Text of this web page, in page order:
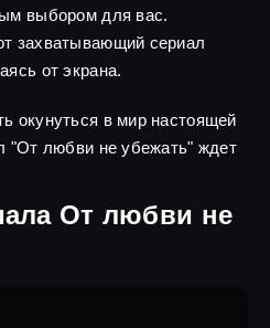
выбором для вас.
захватывающий сериал
от экрана.
окунуться в мир настоящей
"От любви не убежать" ждет
От любви не